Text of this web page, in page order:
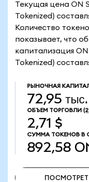
Текущая цена ON
Tokenized)
Количество
показывает, что
капитализация
Tokenized)
РЫНОЧНАЯ
72,95
ОБЪЕМ ТОРГОВЛИ
2,71 $
СУММА ТОКЕНОВ В
892,58